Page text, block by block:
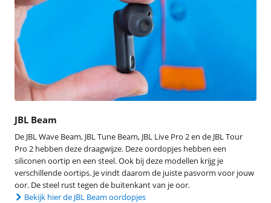
JBL Beam
De JBL Wave Beam, JBL Tune Beam, JBL Live Pro 2 en de JBL Tour
Pro 2 hebben deze draagwijze. Deze oordopjes hebben een
siliconen oortip en een steel. Ook bij deze modellen krijg je
verschillende oortips. Je vindt daarom de juiste pasvorm voor jouw
oor. De steel rust tegen de buitenkant van je oor.
Bekijk hier de JBL Beam oordopjes